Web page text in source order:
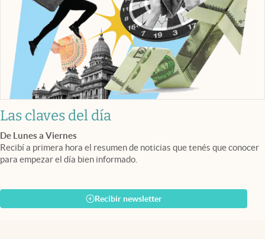
Las claves del día
De Lunes a Viernes
Recibí a primera hora el resumen de noticias que tenés que conocer
para empezar el día bien informado.
Recibir newsletter